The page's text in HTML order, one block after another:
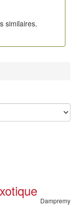
similaires.
Dampremy